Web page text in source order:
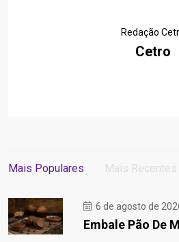
Redação
Cetro
Mais Populares Mais Recentes
6 de agosto de
Embale Pão De